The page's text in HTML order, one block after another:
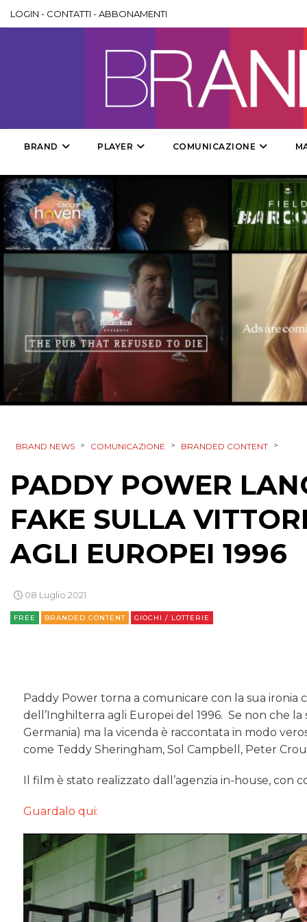
LOGIN - CONTATTI -ABBONAMENTI
BRAND PLAYER COMUNICAZIONE
BRAND NEWS > COMUNICAZIONE > BRANDED CONTENT >
PADDY POWER
FAKE SULLA
AGLI EUROPEI 1996
08 Luglio 2021
FREE BRANDED CONTENT GIOCHI / LOTTERIE
Paddy Power torna a comunicare con la sua
dell’Inghilterra agli Europei del 1996. Se non che
Germania) ma la vicenda è raccontata in modo
come Teddy Sheringham, Sol Campbell, Peter
Il film è stato realizzato dall’agenzia in-house, con
Guardalo qui: